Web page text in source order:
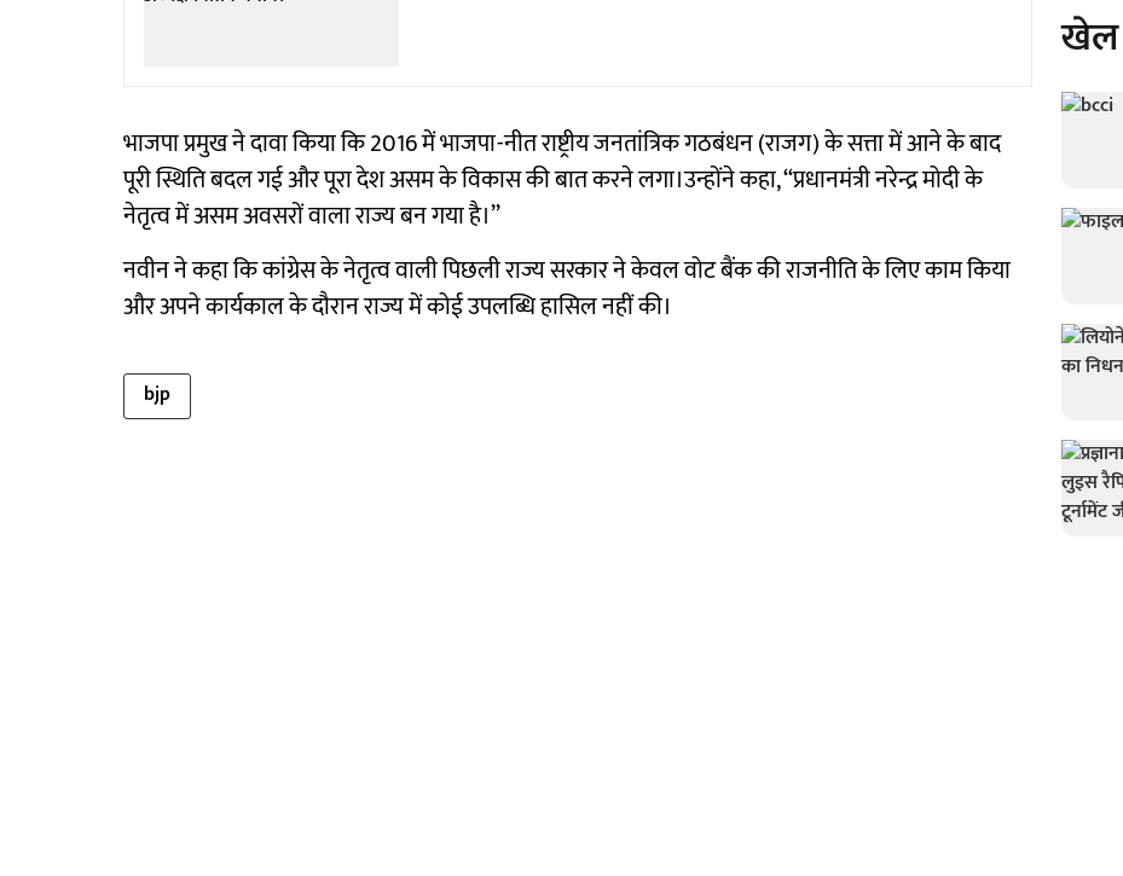
भाजपा प्रमुख ने दावा किया कि 2016 में भाजपा-नीत राष्ट्रीय जनतांत्रिक गठबंधन (राजग) के सत्ता में आने के बाद
पूरी स्थिति बदल गई और पूरा देश असम के विकास की बात करने लगा।उन्होंने कहा, ‘‘प्रधानमंत्री नरेन्द्र मोदी के
नेतृत्व में असम अवसरों वाला राज्य बन गया है।’’
नवीन ने कहा कि कांग्रेस के नेतृत्व वाली पिछली राज्य सरकार ने केवल वोट बैंक की राजनीति के लिए काम किया
और अपने कार्यकाल के दौरान राज्य में कोई उपलब्धि हासिल नहीं की।
bjp
खेल